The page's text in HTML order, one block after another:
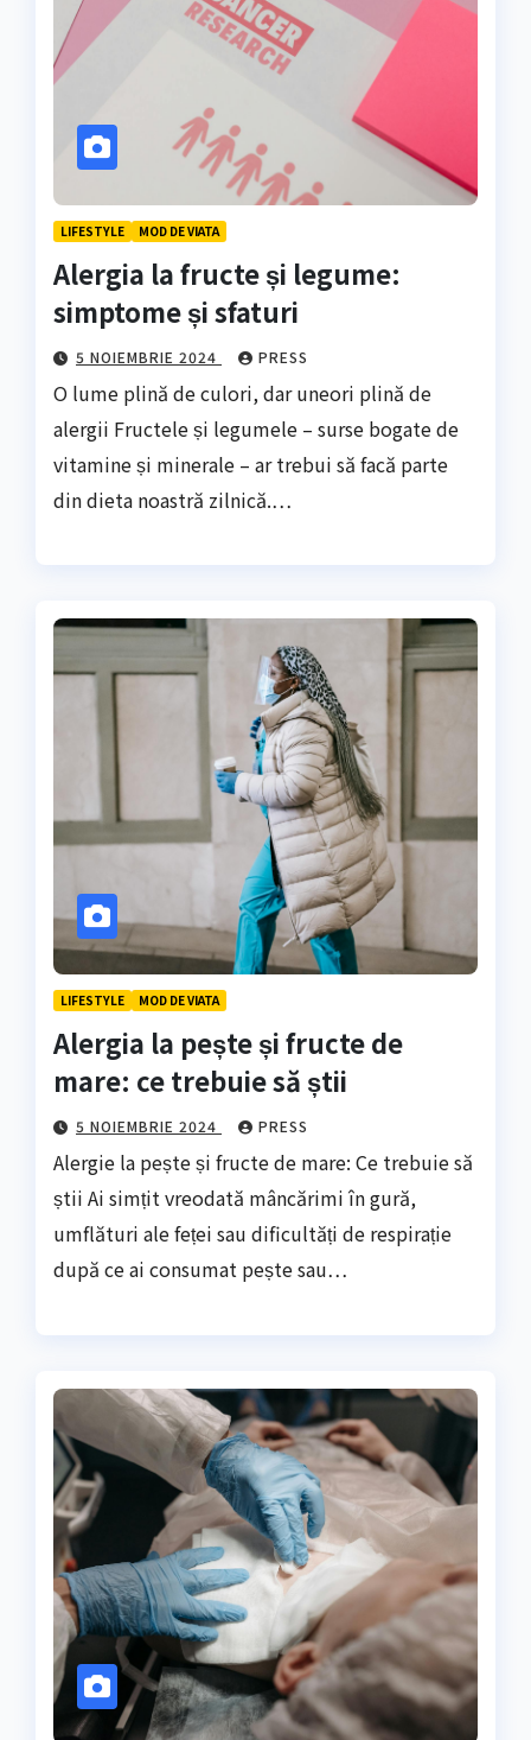
LIFESTYLE MOD DE VIATA
Alergia la fructe și legume:
simptome și sfaturi
5 NOIEMBRIE 2024 PRESS
O lume plină de culori, dar uneori plină de
alergii Fructele și legumele – surse bogate de
vitamine și minerale – ar trebui să facă parte
din dieta noastră zilnică.…
LIFESTYLE MOD DE VIATA
Alergia la pește și fructe de
mare: ce trebuie să știi
5 NOIEMBRIE 2024 PRESS
Alergie la pește și fructe de mare: Ce trebuie să
știi Ai simțit vreodată mâncărimi în gură,
umflături ale feței sau dificultăți de respirație
după ce ai consumat pește sau…